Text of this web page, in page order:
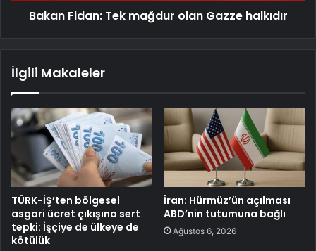
Bakan Fidan: Tek mağdur olan Gazze halkıdır
İlgili Makaleler
TÜRK-İŞ’ten bölgesel
asgari ücret çıkışına sert
tepki: İşçiye de ülkeye de
kötülük
İran: Hürmüz’ün açılması
ABD’nin tutumuna bağlı
Ağustos 6, 2026